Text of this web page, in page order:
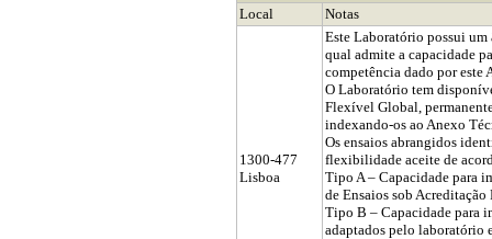
Local
Notas
1300-477
Lisboa
Este Laboratório possui
qual admite a capacidade
competência dado por este
O Laboratório tem
Flexível Global,
indexando-os ao Anexo
Os ensaios abrangidos
flexibilidade aceite de
Tipo A – Capacidade para
de Ensaios sob
Tipo B – Capacidade para
adaptados pelo laboratório